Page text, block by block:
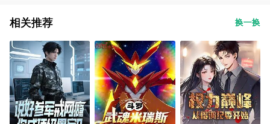
相关推荐 换一换